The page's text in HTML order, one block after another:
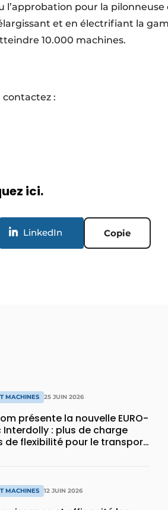
l’approbation pour la
et en électrifiant la
10.000 machines.
contactez :
ici.
LinkedIn Copie
MACHINES 25 JUIN 2026
présente la nouvelle EURO-
Interdolly : plus de charge
de flexibilité pour le transport
MACHINES 12 JUIN 2026